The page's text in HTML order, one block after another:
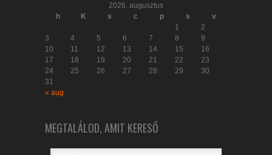
2026. augusztus
h
K s c p s
v
1
2
3
4 5 6 7 8
9
10
11 12 13 14 15
16
17
18 19 20 21 22
23
24
25 26 27 28 29
30
31
« aug
MEGTALÁLOD, AMIT KERESŐ